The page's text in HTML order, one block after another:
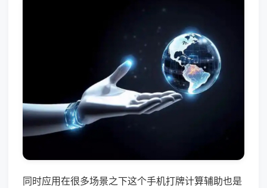
同时应用在很多场景之下这个手机打牌计算辅助也是